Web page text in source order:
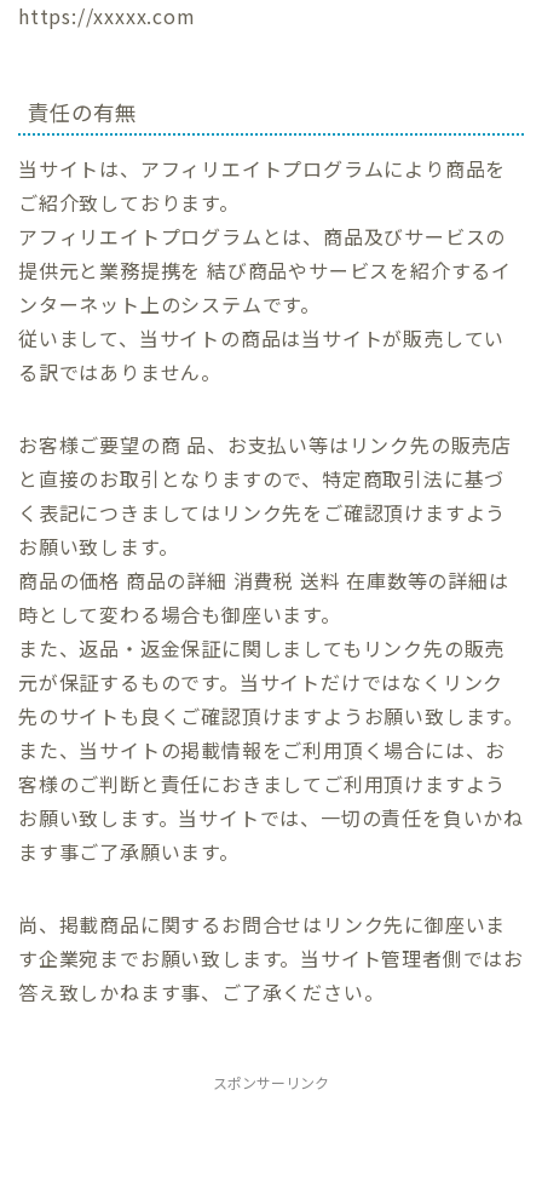
https://xxxxx.com
責任の有無
当サイトは、アフィリエイトプログラムにより商品を
ご紹介致しております。
アフィリエイトプログラムとは、商品及びサービスの
提供元と業務提携を 結び商品やサービスを紹介するイ
ンターネット上のシステムです。
従いまして、当サイトの商品は当サイトが販売してい
る訳ではありません。
お客様ご要望の商 品、お支払い等はリンク先の販売店
と直接のお取引となりますので、特定商取引法に基づ
く表記につきましてはリンク先をご確認頂けますよう
お願い致します。
商品の価格 商品の詳細 消費税 送料 在庫数等の詳細は
時として変わる場合も御座います。
また、返品・返金保証に関しましてもリンク先の販売
元が保証するものです。当サイトだけではなくリンク
先のサイトも良くご確認頂けますようお願い致します。
また、当サイトの掲載情報をご利用頂く場合には、お
客様のご判断と責任におきましてご利用頂けますよう
お願い致します。当サイトでは、一切の責任を負いかね
ます事ご了承願います。
尚、掲載商品に関するお問合せはリンク先に御座いま
す企業宛までお願い致します。当サイト管理者側ではお
答え致しかねます事、ご了承ください。
スポンサーリンク